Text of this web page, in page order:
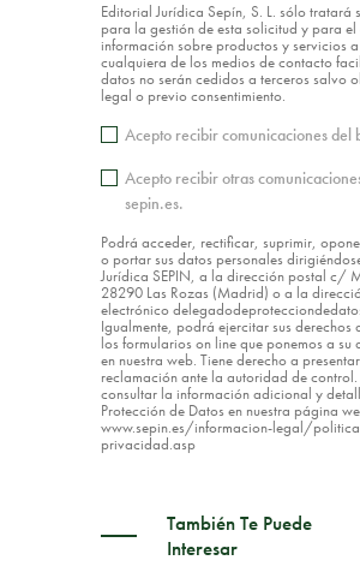
Editorial Jurídica Sepín, S. L. sólo tratará
para la gestión de esta solicitud y para
información sobre productos y servicios
cualquiera de los medios de contacto
datos no serán cedidos a terceros salvo
legal o previo consentimiento.
Acepto recibir comunicaciones del
Acepto recibir otras
sepin.es.
Podrá acceder, rectificar, suprimir,
o portar sus datos personales
Jurídica SEPIN, a la dirección postal c/
28290 Las Rozas (Madrid) o a la
electrónico
Igualmente, podrá ejercitar sus derechos
los formularios on line que ponemos a su
en nuestra web. Tiene derecho a presentar
reclamación ante la autoridad de control.
consultar la información adicional y
Protección de Datos en nuestra página
www.sepin.es/informacion-legal/
privacidad.asp
También Te Puede
Interesar